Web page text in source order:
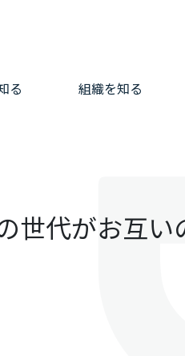
る 組織を知る
世代がお互い